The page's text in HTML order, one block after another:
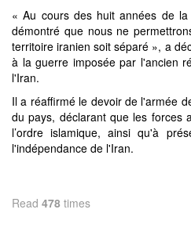
« Au cours des huit années de
démontré que nous ne
territoire iranien soit séparé », a
à la guerre imposée par l'ancien
l'Iran.
Il a réaffirmé le devoir de l'armée
du pays, déclarant que les forces
l’ordre islamique, ainsi qu'à
l'indépendance de l'Iran.
Read 478 times